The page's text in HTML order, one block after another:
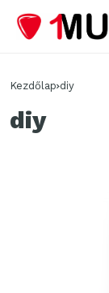
Kezdőlap diy
diy